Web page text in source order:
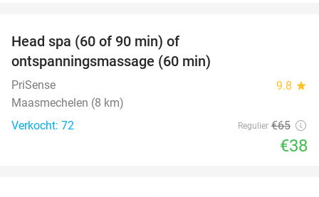
Head spa (60 of 90 min) of
ontspanningsmassage (60 min)
PriSense 9.8 star
Maasmechelen (8 km)
Verkocht: 72
Regulier €65
€38